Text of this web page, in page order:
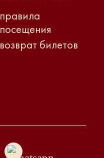
правила
посещения
возврат билетов